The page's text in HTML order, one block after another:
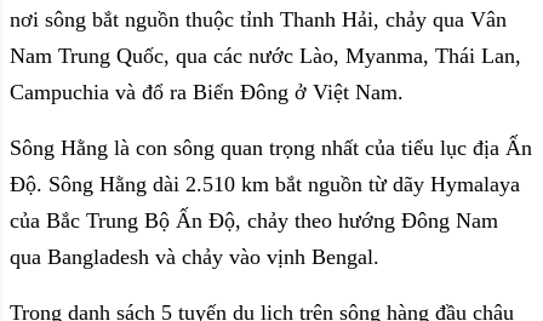
nơi sông bắt nguồn thuộc tỉnh Thanh Hải, chảy qua Vân
Nam Trung Quốc, qua các nước Lào, Myanma, Thái Lan,
Campuchia và đổ ra Biển Đông ở Việt Nam.
Sông Hằng là con sông quan trọng nhất của tiểu lục địa Ấn
Độ. Sông Hằng dài 2.510 km bắt nguồn từ dãy Hymalaya
của Bắc Trung Bộ Ấn Độ, chảy theo hướng Đông Nam
qua Bangladesh và chảy vào vịnh Bengal.
Trong danh sách 5 tuyến du lịch trên sông hàng đầu châu